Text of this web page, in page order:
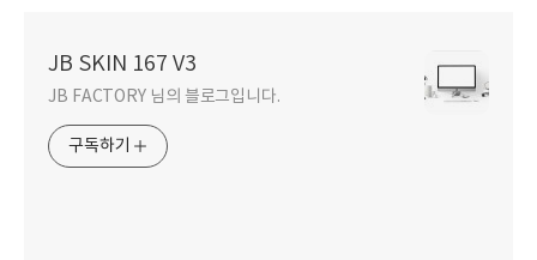
JB SKIN 167 V3
JB FACTORY 님의 블로그입니다.
구독하기